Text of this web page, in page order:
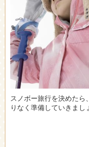
スノボー旅行を決めた
りなく準備していきまし